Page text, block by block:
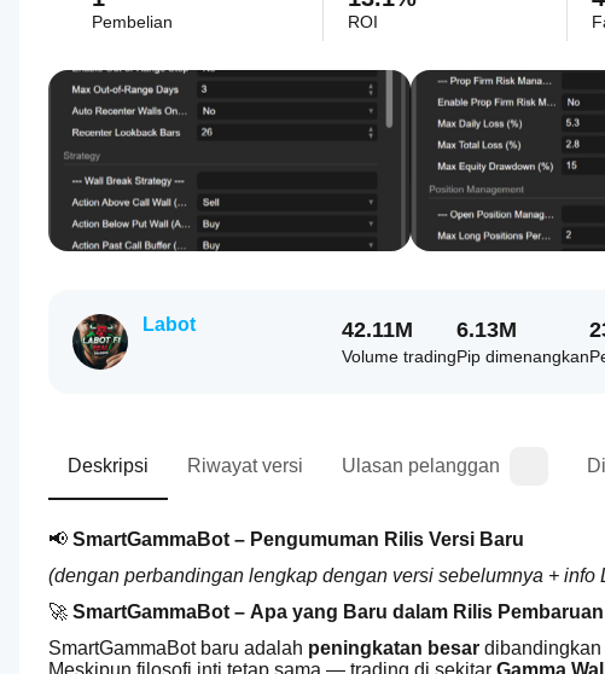
Pembelian ROI
Labot 42.11M
Volume trading
6.13M
Pip dimenangkan
Deskripsi Riwayat versi Ulasan pelanggan
📢 SmartGammaBot – Pengumuman Rilis Versi Baru
(dengan perbandingan lengkap dengan versi sebelumnya + info
🚀 SmartGammaBot – Apa yang Baru dalam Rilis
SmartGammaBot baru adalah peningkatan besar dibandingkan
Meskipun filosofi inti tetap sama — trading di sekitar Gamma